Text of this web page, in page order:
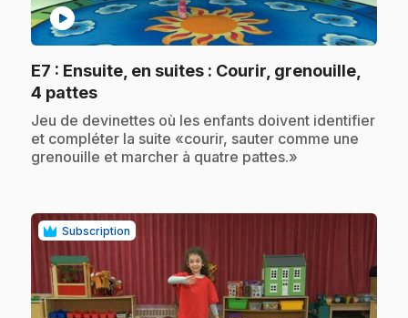
play_circle
E7 : Ensuite, en suites : Courir, grenouille,
4 pattes.
.Jeu de devinettes où les enfants doivent identifier
et compléter la suite «courir, sauter comme une
grenouille et marcher à quatre pattes.»
Subscription